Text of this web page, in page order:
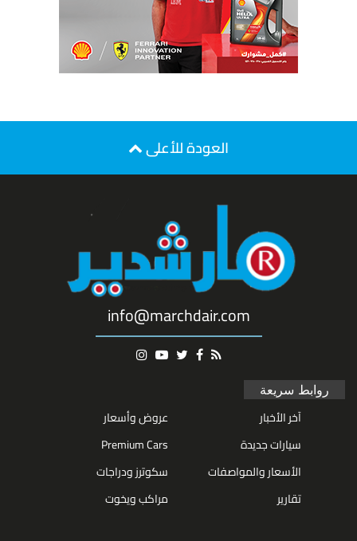
العودة للأعلى
info@marchdair.com
روابط سريعة
آخر الأخبار
سيارات جديدة
الأسعار والمواصفات
تقارير
عروض وأسعار
Premium Cars
سكوترز ودراجات
مراكب ويخوت